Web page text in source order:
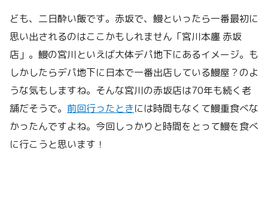
ども、二日酔い飯です。赤坂で、鰻といったら一番最初に
思い出されるのはここかもしれません「宮川本廛 赤坂
店」。鰻の宮川といえば大体デパ地下にあるイメージ。も
しかしたらデパ地下に日本で一番出店している鰻屋？のよ
うな気もしますね。そんな宮川の赤坂店は70年も続く老
舗だそうで。 前回行ったときには時間もなくて鰻重食べな
かったんですよね。今回しっかりと時間をとって鰻を食べ
に行こうと思います！